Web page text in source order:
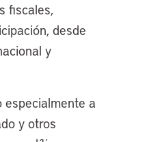
fiscales,
desde
y
especialmente a
y otros